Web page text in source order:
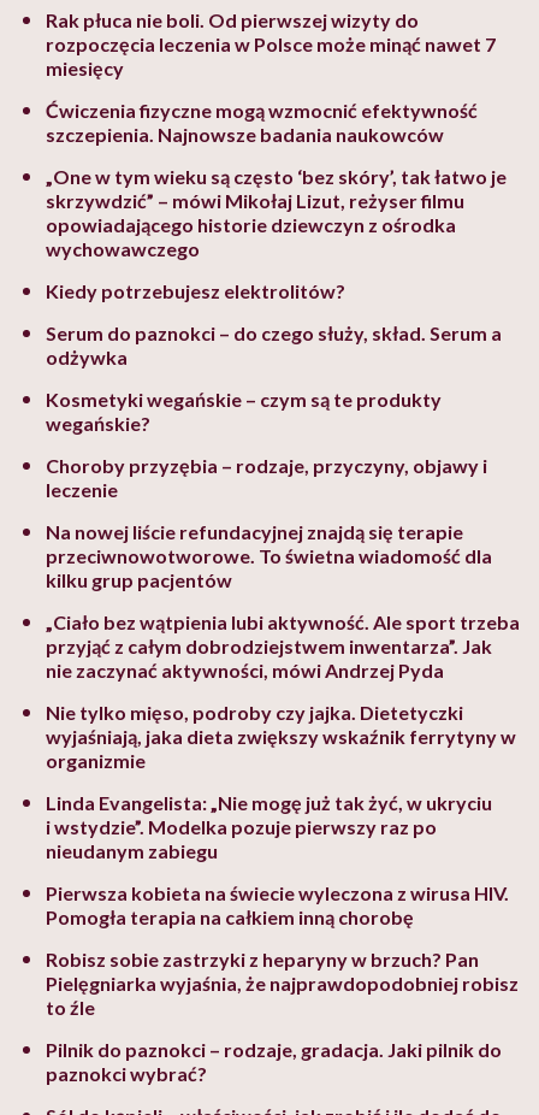
Rak płuca nie boli. Od pierwszej wizyty do
rozpoczęcia leczenia w Polsce może minąć nawet 7
miesięcy
Ćwiczenia fizyczne mogą wzmocnić efektywność
szczepienia. Najnowsze badania naukowców
„One w tym wieku są często ‘bez skóry’, tak łatwo je
skrzywdzić” – mówi Mikołaj Lizut, reżyser filmu
opowiadającego historie dziewczyn z ośrodka
wychowawczego
Kiedy potrzebujesz elektrolitów?
Serum do paznokci – do czego służy, skład. Serum a
odżywka
Kosmetyki wegańskie – czym są te produkty
wegańskie?
Choroby przyzębia – rodzaje, przyczyny, objawy i
leczenie
Na nowej liście refundacyjnej znajdą się terapie
przeciwnowotworowe. To świetna wiadomość dla
kilku grup pacjentów
„Ciało bez wątpienia lubi aktywność. Ale sport trzeba
przyjąć z całym dobrodziejstwem inwentarza”. Jak
nie zaczynać aktywności, mówi Andrzej Pyda
Nie tylko mięso, podroby czy jajka. Dietetyczki
wyjaśniają, jaka dieta zwiększy wskaźnik ferrytyny w
organizmie
Linda Evangelista: „Nie mogę już tak żyć, w ukryciu
i wstydzie”. Modelka pozuje pierwszy raz po
nieudanym zabiegu
Pierwsza kobieta na świecie wyleczona z wirusa HIV.
Pomogła terapia na całkiem inną chorobę
Robisz sobie zastrzyki z heparyny w brzuch? Pan
Pielęgniarka wyjaśnia, że najprawdopodobniej robisz
to źle
Pilnik do paznokci – rodzaje, gradacja. Jaki pilnik do
paznokci wybrać?